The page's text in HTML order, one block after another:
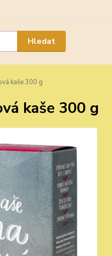
Hledat
kaše 300 g
kaše 300 g